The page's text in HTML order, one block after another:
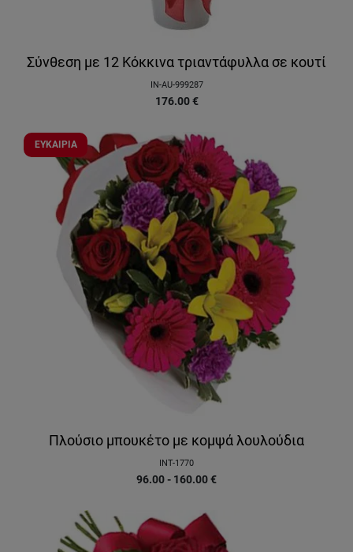
Σύνθεση με 12 Κόκκινα τριαντάφυλλα σε κουτί
IN-AU-999287
176.00 €
ΕΥΚΑΙΡΙΑ
Πλούσιο μπουκέτο με κομψά λουλούδια
INT-1770
96.00 - 160.00€